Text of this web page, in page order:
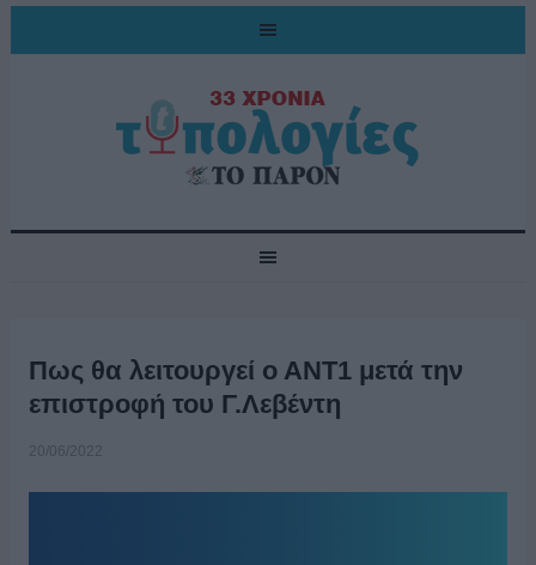
Πως θα λειτουργεί ο ΑΝΤ1 μετά την
επιστροφή του Γ.Λεβέντη
20/06/2022